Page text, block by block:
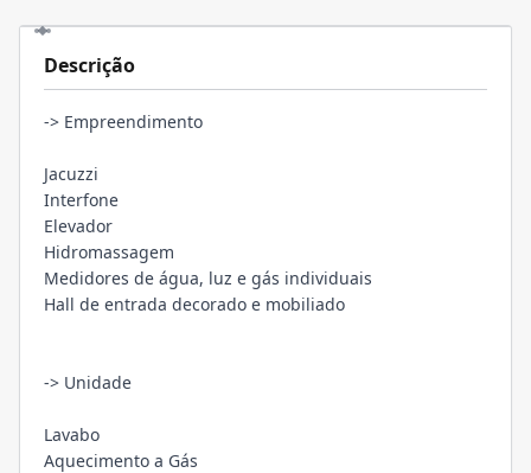
Descrição
-> Empreendimento
Jacuzzi
Interfone
Elevador
Hidromassagem
Medidores de água, luz e gás individuais
Hall de entrada decorado e mobiliado
-> Unidade
Lavabo
Aquecimento a Gás